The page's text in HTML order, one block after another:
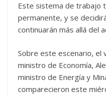
Este sistema de trabajo
permanen­te, y se
continuarán más allá del
Sobre este escenario, el
ministro de Economía,
ministro de Energía y
comparecieron este